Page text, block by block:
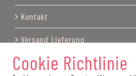
Kontakt
Versand Lieferung
Cookie Richtlinie